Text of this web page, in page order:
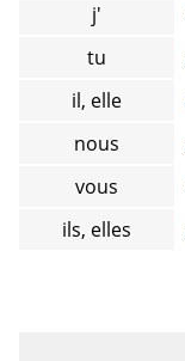
j'
tu
il, elle
nous
vous
ils, elles